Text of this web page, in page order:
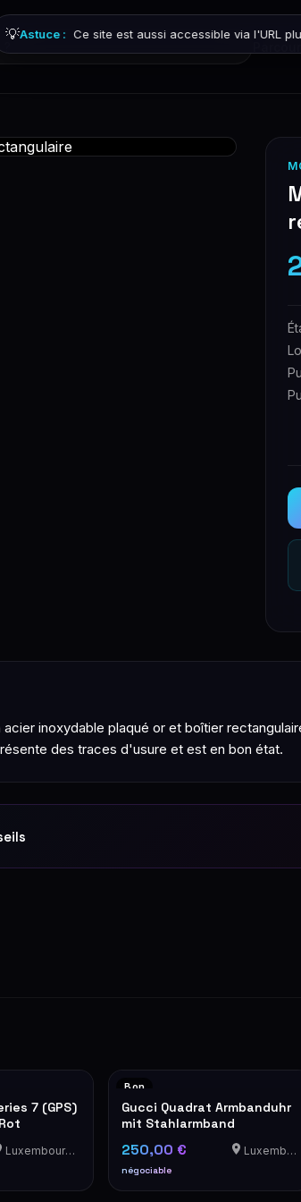
💡Astuce : Ce site est aussi accessible via l'URL
inoxydable plaqué or et boîtier
des traces d'usure et est en bon état.
7 (GPS)
Luxembourg-Cents
Bon
Gucci Quadrat Armbanduhr
mit Stahlarmband
250,00 €
négociable
Luxemburg